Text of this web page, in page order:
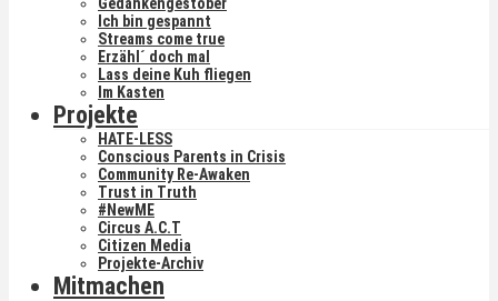
Ich bin gespannt
Streams come true
Erzähl´ doch mal
Lass deine Kuh fliegen
Im Kasten
Projekte
HATE-LESS
Conscious Parents in Crisis
Community Re-Awaken
Trust in Truth
#NewME
Circus A.C.T
Citizen Media
Projekte-Archiv
Mitmachen